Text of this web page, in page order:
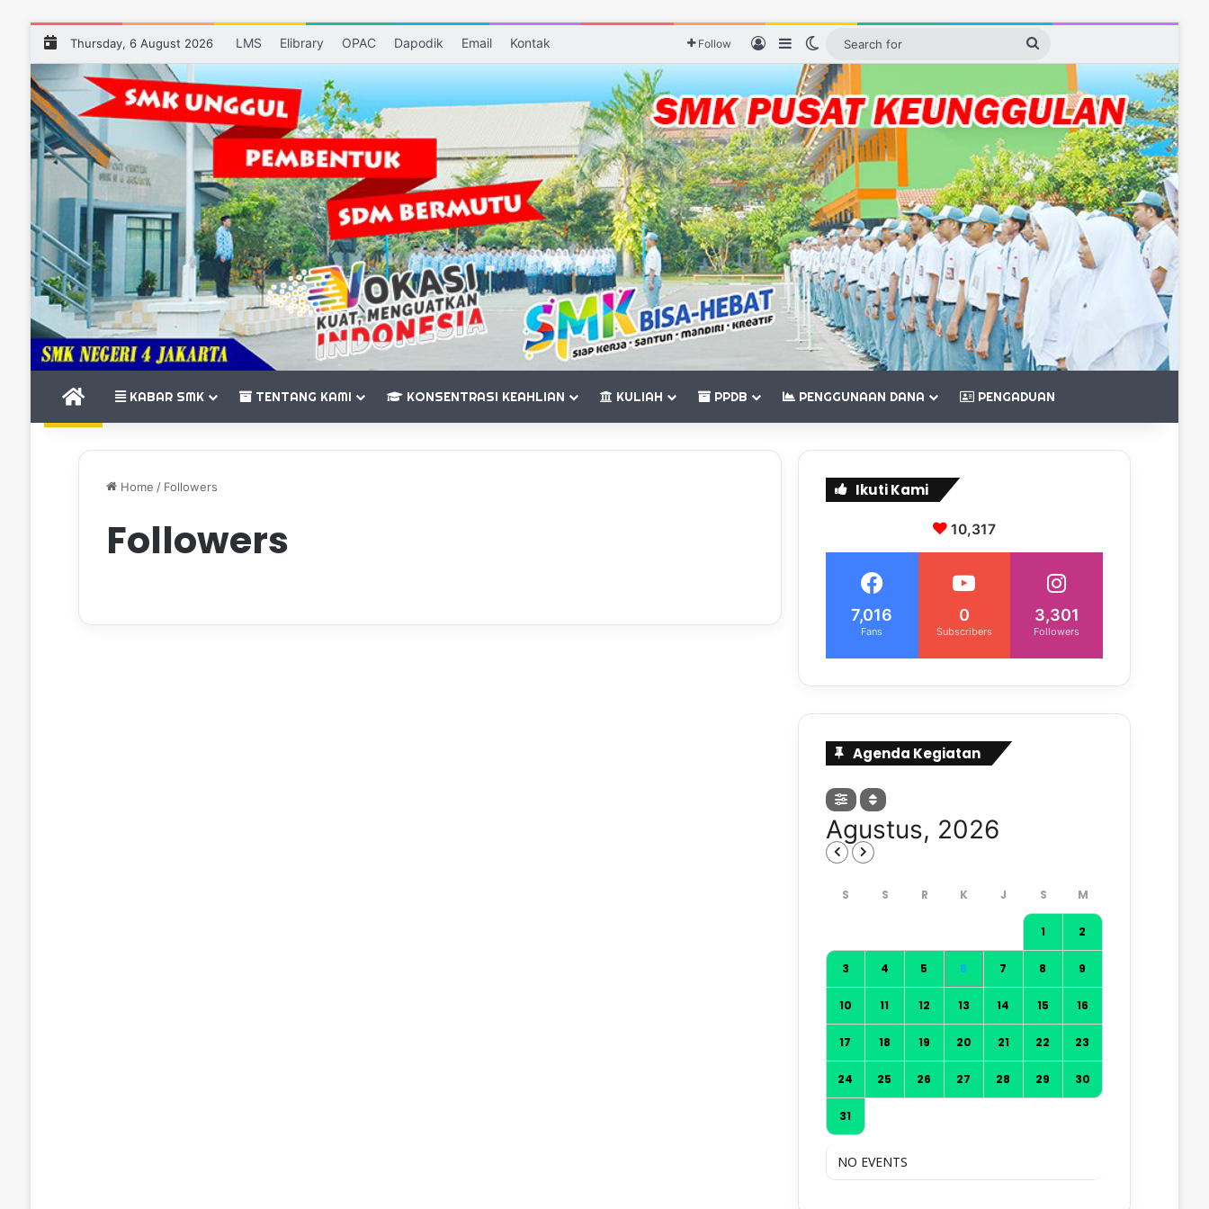
Thursday, 6 August 2026 LMS Elibrary OPAC Dapodik Email Kontak Follow Log InSidebarSwitch skin
BERANDAKABAR SMK TENTANG KAMI KONSENTRASI KEAHLIAN KULIAH PPDB PENGGUNAAN DANA PENGADUAN
Home / Followers
Followers
Ikuti Kami
10,317
7,016
Fans
0
Subscribers
3,301
Followers
Agenda Kegiatan
Agustus, 2026
1 2
3 4 5 6 7 8 9
10 11 12 13 14 15 16
17 18 19 20 21 22 23
24 25 26 27 28 29 30
31
NO EVENTS